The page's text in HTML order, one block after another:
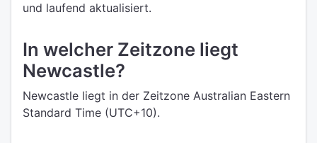
und laufend aktualisiert.
In welcher Zeitzone liegt
Newcastle?
Newcastle liegt in der Zeitzone Australian Eastern
Standard Time (UTC+10).